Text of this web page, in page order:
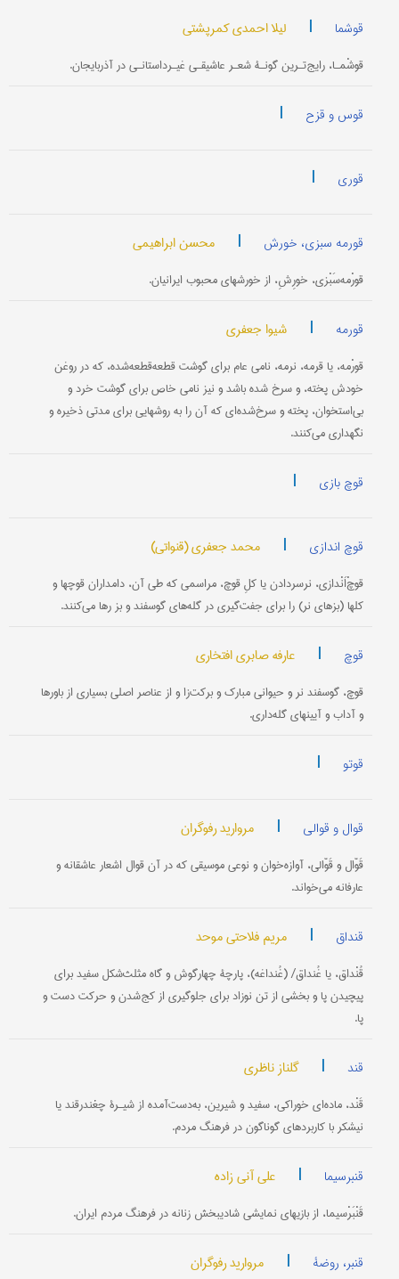
قوشما | لیلا احمدی کمرپشتی
قوشْمـا، رایج‌تـرین گونـۀ شعـر عاشیقـی غیـرداستانـی در آذربایجان.
قوس و قزح |
قوری |
قورمه سبزی، خورش | محسن ابراهیمی
قورْمه‌سَبْزی، خورِشِ، از خورشهای محبوب ایرانیان.
قورمه | شیوا جعفری
قورْمه، یا قرمه، نرمه، نامی عام برای گوشت قطعه‌قطعه‌شده، که در روغن
خودش پخته، و سرخ شده باشد و نیز نامی خاص برای گوشت خرد و
بی‌استخوان، پخته و سرخ‌شده‌ای که آن را به روشهایی برای مدتی ذخیره و
نگهداری می‌کنند.
قوچ بازی |
قوچ اندازی | محمد جعفری (قنواتی)
قوچْ‌اَنْدازی، نرسردادن یا کلِ قوچ، مراسمی که طی آن، دامداران قوچها و
کلها (بزهای نر) را برای جفت‌گیری در گله‌های گوسفند و بز رها می‌کنند.
قوچ | عارفه صابری افتخاری
قوچ، گوسفند نر و حیوانی مبارک و برکت‌زا و از عناصر اصلی بسیاری از باورها
و آداب و آیینهای گله‌داری.
قوتو |
قوال و قوالی | مروارید رفوگران
قَوّال و قَوّالی، آوازه‌خوان و نوعی موسیقی که در آن قوال اشعار عاشقانه و
عارفانه می‌خواند.
قنداق | مریم فلاحتی موحد
قُنْداق، یا غُنداق/ (غُنداغه)، پارچۀ چهار‌گوش و گاه مثلث‌شکل سفید برای
پیچیدن پا و بخشی از تن نوزاد برای جلوگیری از کج‌شدن و حرکت دست و
پا.
قند | گلناز ناظری
قَنْد، ماده‌ای خوراکی، سفید و شیرین، به‌دست‌آمده از شیـرۀ چغندرقند یا
نیشکر با کاربردهای گوناگون در فرهنگ مردم.
قنبرسیما | علی آنی زاده
قَنْبَرْسیما، از بازیهای نمایشی شادی‎بخش زنانه در فرهنگ مردم ایران.
قنبر، روضۀ | مروارید رفوگران